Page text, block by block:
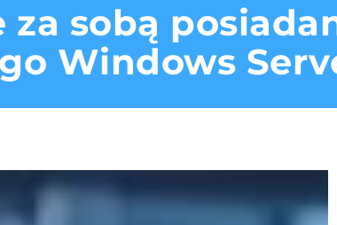
za sobą
Windows